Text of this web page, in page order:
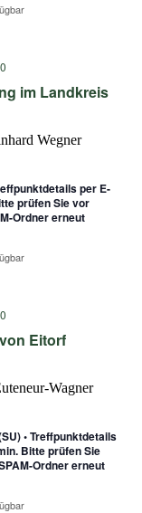
im Landkreis
Wegner
per E-
prüfen Sie vor
Ordner erneut
Eitorf
Wagner
• Treffpunktdetails
Bitte prüfen Sie
Ordner erneut